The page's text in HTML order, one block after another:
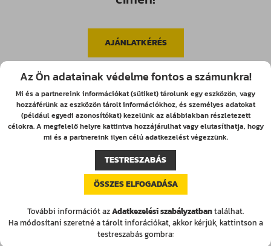
AJÁNLATKÉRÉS
Acél kerítésléc
A kerítés építése már önmagában is hosszú és fáradságos
munka, ami komoly összegeket is képes felemészteni, ám
ezzel sajnos még nincs vége, ugyanis a folyamatos
karbantartás is hasonló problémákat tud okozni. A Fence
Premium acél kerítéslécek felhasználásával azonban ezek
elkerülhetőek, és csak a gyönyörű kerítés marad!
A gondozásmentes, magas minőségű Fence Premium acél
Az Ön adatainak védelme fontos a számunkra!
Mi és a partnereink információkat (sütiket) tárolunk egy eszközön, vagy
hozzáférünk az eszközön tárolt információkhoz, és személyes adatokat
(például egyedi azonosítókat) kezelünk az alábbiakban részletezett
célokra. A megfelelő helyre kattintva hozzájárulhat vagy elutasíthatja, hogy
mi és a partnereink ilyen célú adatkezelést végezzünk.
TESTRESZABÁS
ÖSSZES ELFOGADÁSA
További információt azAdatkezelési szabályzatbantalálhat.
Ha módosítani szeretné a tárolt inforációkat, akkor kérjük, kattintson a
testreszabás gombra: